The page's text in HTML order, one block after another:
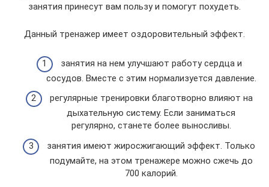
занятия принесут вам пользу и помогут похудеть.
Данный тренажер имеет оздоровительный эффект.
занятия на нем улучшают работу сердца и
сосудов. Вместе с этим нормализуется давление.
регулярные тренировки благотворно влияют на
дыхательную систему. Если заниматься
регулярно, станете более выносливы.
занятия имеют жиросжигающий эффект. Только
подумайте, на этом тренажере можно сжечь до
700 калорий.